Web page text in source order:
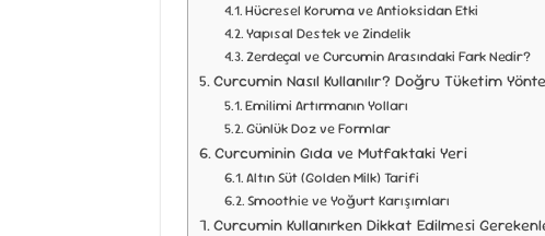
Hücresel Koruma ve Antioksidan Etki
Yapısal Destek ve Zindelik
Zerdeçal ve Curcumin Arasındaki Fark Nedir?
Curcumin Nasıl Kullanılır? Doğru Tüketim
Emilimi Artırmanın Yolları
Günlük Doz ve Formlar
Curcuminin Gıda ve Mutfaktaki Yeri
Altın Süt (Golden Milk) Tarifi
Smoothie ve Yoğurt Karışımları
Curcumin Kullanırken Dikkat Edilmesi